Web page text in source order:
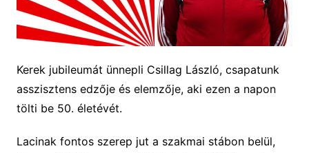
Kerek jubileumát ünnepli Csillag László, csapatunk
asszisztens edzője és elemzője, aki ezen a napon
tölti be 50. életévét.
Lacinak fontos szerep jut a szakmai stábon belül,